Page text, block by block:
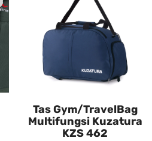
Tas Gym/TravelBag
Multifungsi Kuzatura
KZS 462